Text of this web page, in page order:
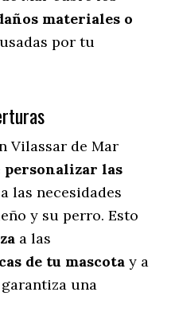
materiales o
por tu
Vilassar de Mar
personalizar las
las necesidades
y su perro. Esto
a las
de tu mascota y a
una